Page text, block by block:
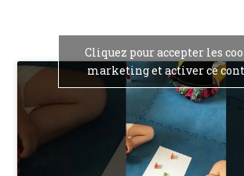
Cliquez pour accepter les
marketing et activer ce